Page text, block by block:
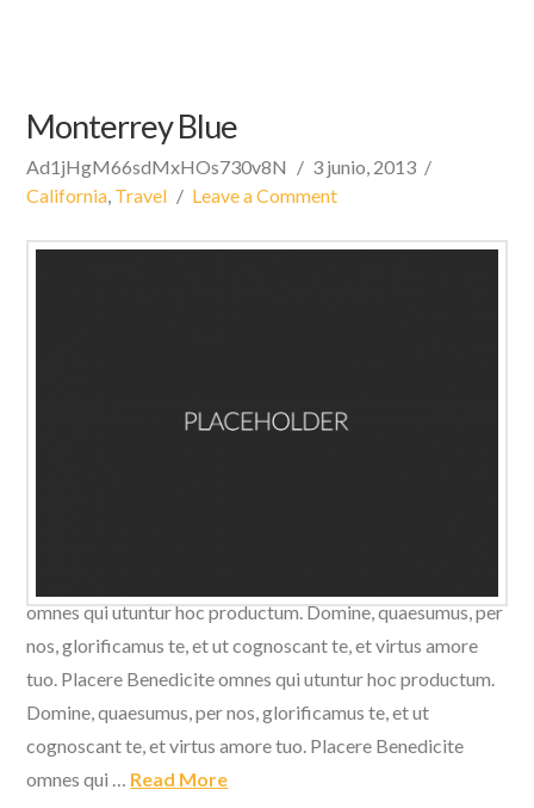
Monterrey Blue
Ad1jHgM66sdMxHOs730v8N
3 junio, 2013
California, Travel Leave a Comment
omnes qui utuntur hoc productum. Domine, quaesumus, per
nos, glorificamus te, et ut cognoscant te, et virtus amore
tuo. Placere Benedicite omnes qui utuntur hoc productum.
Domine, quaesumus, per nos, glorificamus te, et ut
cognoscant te, et virtus amore tuo. Placere Benedicite
omnes qui … Read More